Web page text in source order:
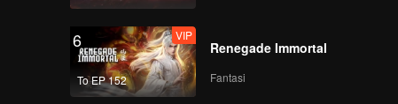
6
To EP 152
VIP
Renegade Immortal
Fantasi